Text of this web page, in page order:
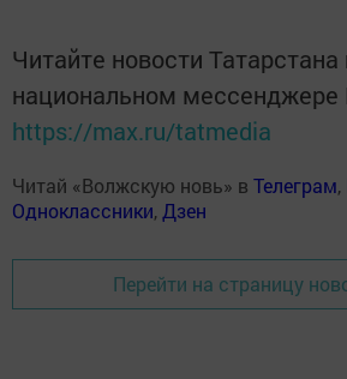
Читайте новости Татарстана
национальном мессенджере
https://max.ru/tatmedia
Читай «Волжскую новь» в Телеграм,
Одноклассники, Дзен
Перейти на страницу